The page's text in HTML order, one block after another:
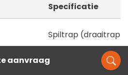
Specificatie
Spiltrap (draaitrap)
aanvraag